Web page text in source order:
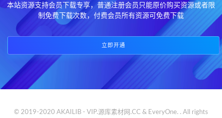
本站资源支持会员下载专享，普通注册会员只能原价购买资源或者限
制免费下载次数，付费会员所有资源可免费下载
立即开通
© 2019-2020 AKAILIB - VIP.源库素材网.CC & EveryOne. . All rights